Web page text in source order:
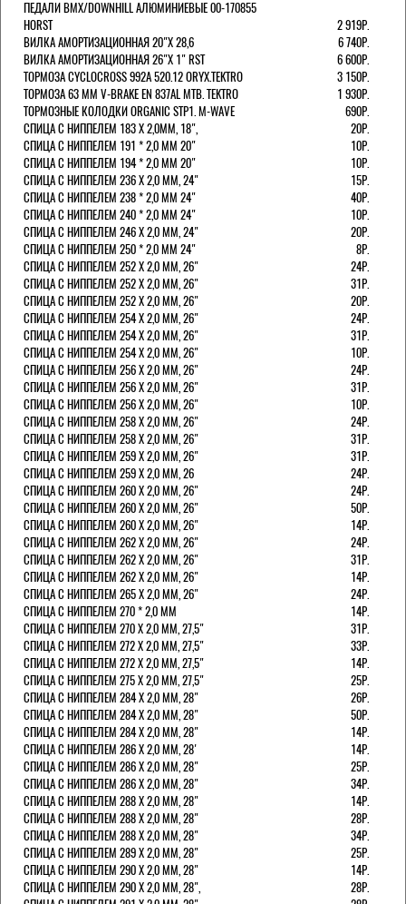
ПЕДАЛИ BMX/DOWNHILL АЛЮМИНИЕВЫЕ 00-170855
HORST
2 919Р.
ВИЛКА АМОРТИЗАЦИОННАЯ 20"Х 28,6
6 740Р.
ВИЛКА АМОРТИЗАЦИОННАЯ 26"Х 1" RST
6 600Р.
ТОРМОЗА CYCLOCROSS 992А 520.12 ORYX.TEKTRO
3 150Р.
ТОРМОЗА 63 ММ V-BRAKE EN 837AL MTB. TEKTRO
1 930Р.
ТОРМОЗНЫЕ КОЛОДКИ ORGANIC STP1. M-WAVE
690Р.
СПИЦА С НИППЕЛЕМ 183 Х 2,0ММ, 18",
20Р.
СПИЦА С НИППЕЛЕМ 191 * 2,0 ММ 20"
10Р.
СПИЦА С НИППЕЛЕМ 194 * 2,0 ММ 20"
10Р.
СПИЦА С НИППЕЛЕМ 236 Х 2,0 ММ, 24"
15Р.
СПИЦА С НИППЕЛЕМ 238 * 2,0 ММ 24"
40Р.
СПИЦА С НИППЕЛЕМ 240 * 2,0 ММ 24"
10Р.
СПИЦА С НИППЕЛЕМ 246 Х 2,0 ММ, 24"
20Р.
СПИЦА С НИППЕЛЕМ 250 * 2,0 ММ 24"
8Р.
СПИЦА С НИППЕЛЕМ 252 Х 2,0 ММ, 26"
24Р.
СПИЦА С НИППЕЛЕМ 252 Х 2,0 ММ, 26"
31Р.
СПИЦА С НИППЕЛЕМ 252 Х 2,0 ММ, 26"
20Р.
СПИЦА С НИППЕЛЕМ 254 Х 2,0 ММ, 26"
24Р.
СПИЦА С НИППЕЛЕМ 254 Х 2,0 ММ, 26"
31Р.
СПИЦА С НИППЕЛЕМ 254 Х 2,0 ММ, 26"
10Р.
СПИЦА С НИППЕЛЕМ 256 Х 2,0 ММ, 26"
24Р.
СПИЦА С НИППЕЛЕМ 256 Х 2,0 ММ, 26"
31Р.
СПИЦА С НИППЕЛЕМ 256 Х 2,0 ММ, 26"
10Р.
СПИЦА С НИППЕЛЕМ 258 Х 2,0 ММ, 26"
24Р.
СПИЦА С НИППЕЛЕМ 258 Х 2,0 ММ, 26"
31Р.
СПИЦА С НИППЕЛЕМ 259 Х 2,0 ММ, 26"
31Р.
СПИЦА С НИППЕЛЕМ 259 Х 2,0 ММ, 26
24Р.
СПИЦА С НИППЕЛЕМ 260 Х 2,0 ММ, 26"
24Р.
СПИЦА С НИППЕЛЕМ 260 Х 2,0 ММ, 26"
50Р.
СПИЦА С НИППЕЛЕМ 260 Х 2,0 ММ, 26"
14Р.
СПИЦА С НИППЕЛЕМ 262 Х 2,0 ММ, 26"
24Р.
СПИЦА С НИППЕЛЕМ 262 Х 2,0 ММ, 26"
31Р.
СПИЦА С НИППЕЛЕМ 262 Х 2,0 ММ, 26"
14Р.
СПИЦА С НИППЕЛЕМ 265 Х 2,0 ММ, 26"
24Р.
СПИЦА С НИППЕЛЕМ 270 * 2,0 ММ
14Р.
СПИЦА С НИППЕЛЕМ 270 Х 2,0 ММ, 27,5"
31Р.
СПИЦА С НИППЕЛЕМ 272 Х 2,0 ММ, 27,5"
33Р.
СПИЦА С НИППЕЛЕМ 272 Х 2,0 ММ, 27,5"
14Р.
СПИЦА С НИППЕЛЕМ 275 Х 2,0 ММ, 27,5"
25Р.
СПИЦА С НИППЕЛЕМ 284 Х 2,0 ММ, 28"
26Р.
СПИЦА С НИППЕЛЕМ 284 Х 2,0 ММ, 28"
50Р.
СПИЦА С НИППЕЛЕМ 284 Х 2,0 ММ, 28"
14Р.
СПИЦА С НИППЕЛЕМ 286 Х 2,0 ММ, 28'
14Р.
СПИЦА С НИППЕЛЕМ 286 Х 2,0 ММ, 28"
25Р.
СПИЦА С НИППЕЛЕМ 286 Х 2,0 ММ, 28"
34Р.
СПИЦА С НИППЕЛЕМ 288 Х 2,0 ММ, 28"
14Р.
СПИЦА С НИППЕЛЕМ 288 Х 2,0 ММ, 28"
28Р.
СПИЦА С НИППЕЛЕМ 288 Х 2,0 ММ, 28"
34Р.
СПИЦА С НИППЕЛЕМ 289 Х 2,0 ММ, 28"
25Р.
СПИЦА С НИППЕЛЕМ 290 Х 2,0 ММ, 28"
14Р.
СПИЦА С НИППЕЛЕМ 290 Х 2,0 ММ, 28",
28Р.